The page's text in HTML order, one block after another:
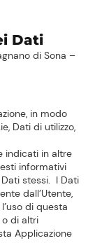
Dati
di Sona –
in modo
Dati di utilizzo,
indicati in altre
informativi
stessi. I Dati
dall’Utente,
di questa
o di altri
Applicazione